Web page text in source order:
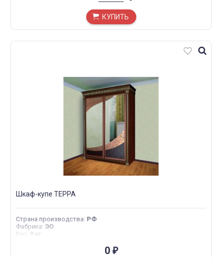
КУПИТЬ
Шкаф-купе ТЕРРА
Страна производства: РФ
Фабрика: ЭО
Вес : 0 кг
0 ₽